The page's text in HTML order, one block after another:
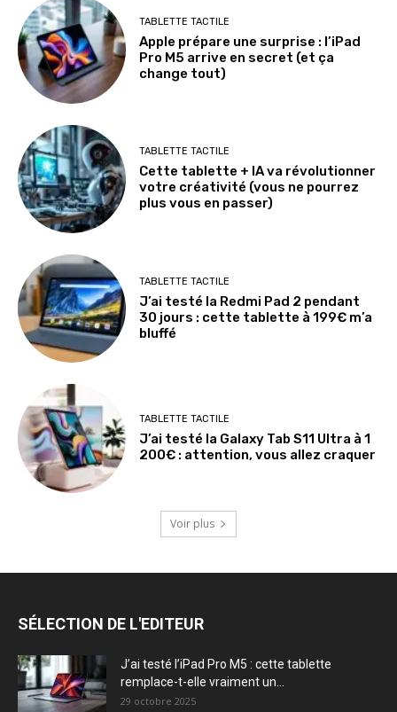
TABLETTE TACTILE
Apple prépare une surprise : l’iPad
Pro M5 arrive en secret (et ça
change tout)
TABLETTE TACTILE
Cette tablette + IA va révolutionner
votre créativité (vous ne pourrez
plus vous en passer)
TABLETTE TACTILE
J’ai testé la Redmi Pad 2 pendant
30 jours : cette tablette à 199€ m’a
bluffé
TABLETTE TACTILE
J’ai testé la Galaxy Tab S11 Ultra à 1
200€ : attention, vous allez craquer
Voir plus
SÉLECTION DE L'EDITEUR
J’ai testé l’iPad Pro M5 : cette tablette
remplace-t-elle vraiment un...
29 octobre 2025